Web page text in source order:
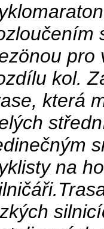
pro
kol.
která
na